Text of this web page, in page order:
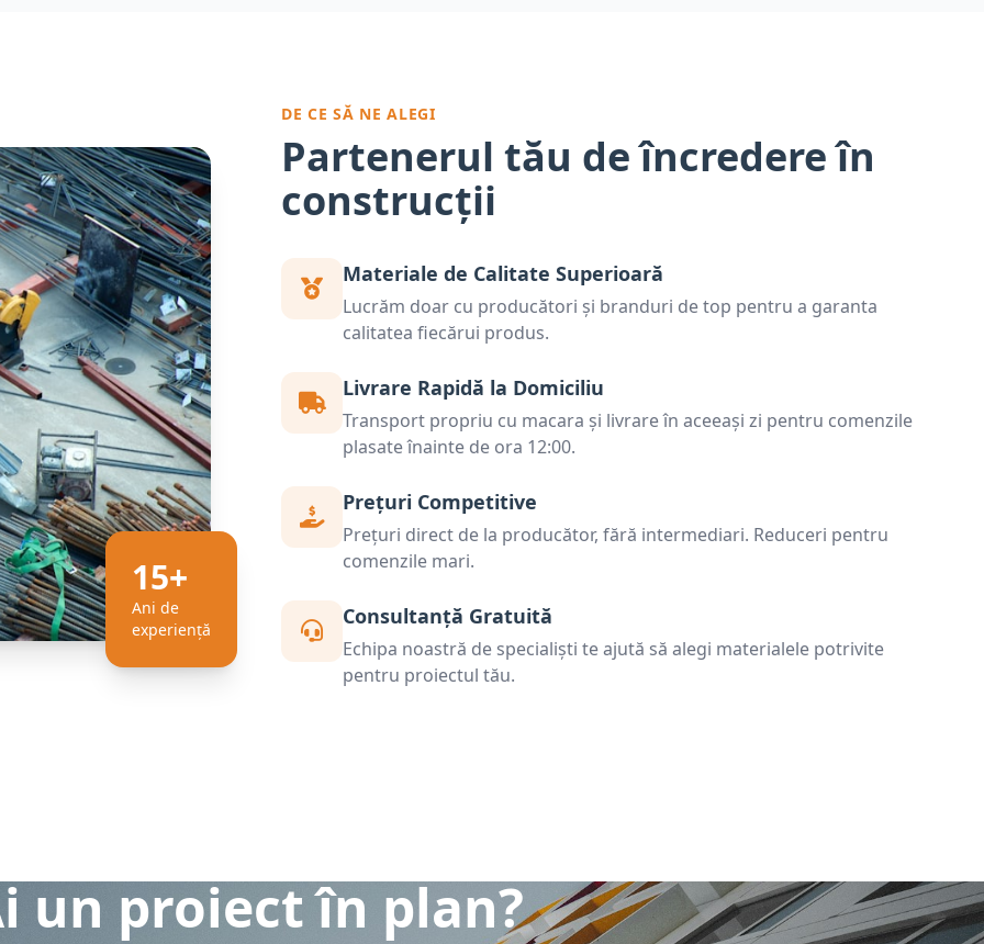
15+
Ani de
experiență
DE CE SĂ NE ALEGI
Partenerul tău de încredere în
construcții
Materiale de Calitate Superioară
Lucrăm doar cu producători și branduri de top pentru a garanta
calitatea fiecărui produs.
Livrare Rapidă la Domiciliu
Transport propriu cu macara și livrare în aceeași zi pentru comenzile
plasate înainte de ora 12:00.
Prețuri Competitive
Prețuri direct de la producător, fără intermediari. Reduceri pentru
comenzile mari.
Consultanță Gratuită
Echipa noastră de specialiști te ajută să alegi materialele potrivite
pentru proiectul tău.
un proiect în plan?